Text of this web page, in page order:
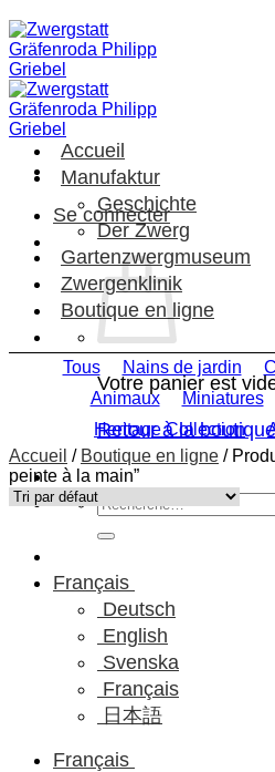
Passer
au
contenu
Se connecter
Votre panier est
Retour à la boutique
Recherche
pour :
Français
Deutsch
English
Svenska
Français
日本語
Français
Accueil
Manufaktur
Geschichte
Der Zwerg
Gartenzwergmuseum
Zwergenklinik
Boutique en ligne
Tous Nains de jardin
Animaux
Miniatures
Heritage Collection
Accueil / Boutique en ligne /
peinte à la main”